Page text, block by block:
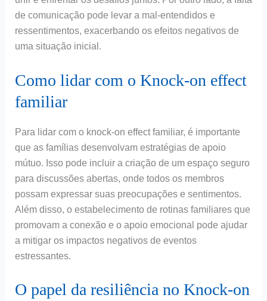
de comunicação pode levar a mal-entendidos e
ressentimentos, exacerbando os efeitos negativos de
uma situação inicial.
Como lidar com o Knock-on effect
familiar
Para lidar com o knock-on effect familiar, é importante
que as famílias desenvolvam estratégias de apoio
mútuo. Isso pode incluir a criação de um espaço seguro
para discussões abertas, onde todos os membros
possam expressar suas preocupações e sentimentos.
Além disso, o estabelecimento de rotinas familiares que
promovam a conexão e o apoio emocional pode ajudar
a mitigar os impactos negativos de eventos
estressantes.
O papel da resiliência no Knock-on